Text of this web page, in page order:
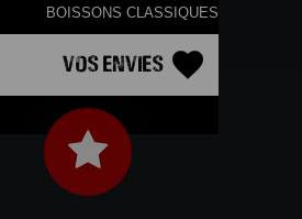
BOISSONS CLASSIQUES
Vos Envies